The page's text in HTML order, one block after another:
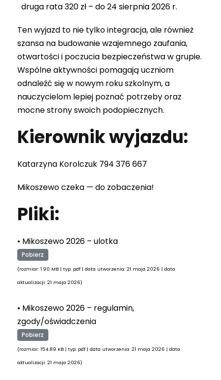
druga rata 320 zł – do 24 sierpnia 2026 r.
Ten wyjazd to nie tylko integracja, ale również
szansa na budowanie wzajemnego zaufania,
otwartości i poczucia bezpieczeństwa w grupie.
Wspólne aktywności pomagają uczniom
odnaleźć się w nowym roku szkolnym, a
nauczycielom lepiej poznać potrzeby oraz
mocne strony swoich podopiecznych.
Kierownik wyjazdu:
Katarzyna Korolczuk 794 376 667
Mikoszewo czeka — do zobaczenia!
Pliki:
• Mikoszewo 2026 – ulotka
Pobierz
(rozmiar: 1.90 MB | typ: pdf | data utworzenia: 21 maja 2026 | data
aktualizacji: 21 maja 2026)
• Mikoszewo 2026 – regulamin,
zgody/oświadczenia
Pobierz
(rozmiar: 154.89 KB | typ: pdf | data utworzenia: 21 maja 2026 | data
aktualizacji: 21 maja 2026)